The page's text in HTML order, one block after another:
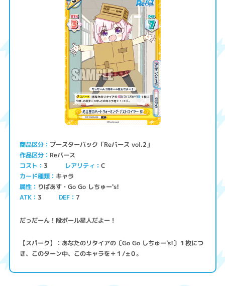
商品区分 ブースターパック「Reバース vol.2」
作品区分 Reバース
コスト 3 レアリティ C
カード種類 キャラ
属性 りばあす・Go Go しちゅー's!
ATK 3 DEF 7
だっだーん！段ボール星人だよー！
【スパーク】：あなたのリタイアの〔Go Go しちゅー's!〕１枚につ
き、このターン中、このキャラを＋１/±０。